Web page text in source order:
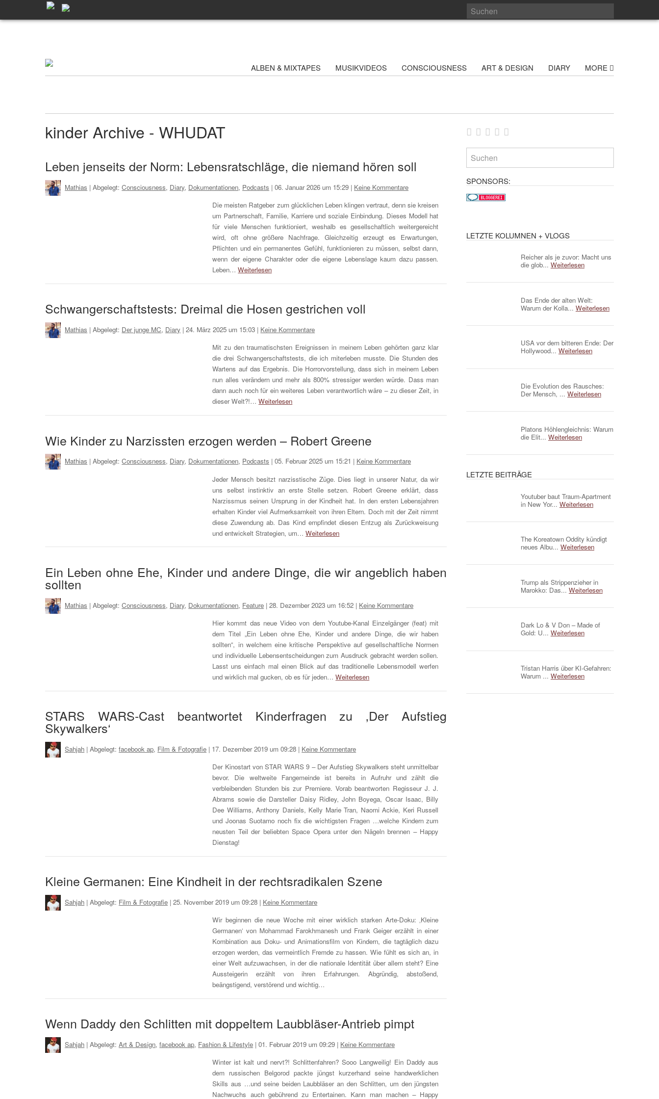
ALBEN & MIXTAPES MUSIKVIDEOS CONSCIOUSNESS ART & DESIGN DIARY MORE
kinder Archive - WHUDAT
Leben jenseits der Norm: Lebensratschläge, die niemand hören soll
Mathias | Abgelegt:Consciousness, Diary, Dokumentationen, Podcasts |06. Januar 2026 um 15:29 | Keine Kommentare
Die meisten Ratgeber zum glücklichen Leben klingen vertraut, denn sie kreisen
um Partnerschaft, Familie, Karriere und soziale Einbindung. Dieses Modell hat
für viele Menschen funktioniert, weshalb es gesellschaftlich weitergereicht
wird, oft ohne größere Nachfrage. Gleichzeitig erzeugt es Erwartungen,
Pflichten und ein permanentes Gefühl, funktionieren zu müssen, selbst dann,
wenn der eigene Charakter oder die eigene Lebenslage kaum dazu passen.
Leben…Weiterlesen
Schwangerschaftstests: Dreimal die Hosen gestrichen voll
Mathias | Abgelegt: Der junge MC, Diary |24. März 2025 um 15:03 | Keine Kommentare
Mit zu den traumatischsten Ereignissen in meinem Leben gehörten ganz klar
die drei Schwangerschaftstests, die ich miterleben musste. Die Stunden des
Wartens auf das Ergebnis. Die Horrorvorstellung, dass sich in meinem Leben
nun alles verändern und mehr als 800% stressiger werden würde. Dass man
dann auch noch für ein weiteres Leben verantwortlich wäre – zu dieser Zeit, in
dieser Welt?!…Weiterlesen
Wie Kinder zu Narzissten erzogen werden – Robert Greene
Mathias | Abgelegt:Consciousness, Diary, Dokumentationen, Podcasts |05. Februar 2025 um 15:21 | Keine Kommentare
Jeder Mensch besitzt narzisstische Züge. Dies liegt in unserer Natur, da wir
uns selbst instinktiv an erste Stelle setzen. Robert Greene erklärt, dass
Narzissmus seinen Ursprung in der Kindheit hat. In den ersten Lebensjahren
erhalten Kinder viel Aufmerksamkeit von ihren Eltern. Doch mit der Zeit nimmt
diese Zuwendung ab. Das Kind empfindet diesen Entzug als Zurückweisung
und entwickelt Strategien, um…Weiterlesen
Ein Leben ohne Ehe, Kinder und andere Dinge, die wir angeblich haben
sollten
Mathias | Abgelegt:Consciousness, Diary, Dokumentationen, Feature |28. Dezember 2023 um 16:52 | Keine Kommentare
Hier kommt das neue Video von dem Youtube-Kanal Einzelgänger (feat) mit
dem Titel „Ein Leben ohne Ehe, Kinder und andere Dinge, die wir haben
sollten“, in welchem eine kritische Perspektive auf gesellschaftliche Normen
und individuelle Lebensentscheidungen zum Ausdruck gebracht werden sollen.
Lasst uns einfach mal einen Blick auf das traditionelle Lebensmodell werfen
und wirklich mal gucken, ob es für jeden…Weiterlesen
STARS WARS-Cast beantwortet Kinderfragen zu ‚Der Aufstieg
Skywalkers‘
Sahjah | Abgelegt:facebook ap, Film & Fotografie | 17. Dezember 2019 um 09:28 | Keine Kommentare
Der Kinostart von STAR WARS 9 – Der Aufstieg Skywalkers steht unmittelbar
bevor. Die weltweite Fangemeinde ist bereits in Aufruhr und zählt die
verbleibenden Stunden bis zur Premiere. Vorab beantworten Regisseur J. J.
Abrams sowie die Darsteller Daisy Ridley, John Boyega, Oscar Isaac, Billy
Dee Williams, Anthony Daniels, Kelly Marie Tran, Naomi Ackie, Keri Russell
und Joonas Suotamo noch fix die wichtigsten Fragen …welche Kindern zum
neusten Teil der beliebten Space Opera unter den Nägeln brennen – Happy
Dienstag!
Kleine Germanen: Eine Kindheit in der rechtsradikalen Szene
Sahjah | Abgelegt: Film & Fotografie |25. November 2019 um 09:28 | Keine Kommentare
Wir beginnen die neue Woche mit einer wirklich starken Arte-Doku: ‚Kleine
Germanen‘ von Mohammad Farokhmanesh und Frank Geiger erzählt in einer
Kombination aus Doku- und Animationsfilm von Kindern, die tagtäglich dazu
erzogen werden, das vermeintlich Fremde zu hassen. Wie fühlt es sich an, in
einer Welt aufzuwachsen, in der die nationale Identität über allem steht? Eine
Aussteigerin erzählt von ihren Erfahrungen. Abgründig, abstoßend,
beängstigend, verstörend und wichtig…
Wenn Daddy den Schlitten mit doppeltem Laubbläser-Antrieb pimpt
Sahjah | Abgelegt:Art & Design,facebook ap, Fashion & Lifestyle |01. Februar 2019 um 09:29 | Keine Kommentare
Winter ist kalt und nervt?! Schlittenfahren? Sooo Langweilig! Ein Daddy aus
dem russischen Belgorod packte jüngst kurzerhand seine handwerklichen
Skills aus …und seine beiden Laubbläser an den Schlitten, um den jüngsten
Nachwuchs auch gebührend zu Entertainen. Kann man machen – Happy
SPONSORS:
LETZTE KOLUMNEN + VLOGS
Reicher als je zuvor: Macht uns
die glob... Weiterlesen
Das Ende der alten Welt:
Warum der Kolla... Weiterlesen
USA vor dem bitteren Ende: Der
Hollywood... Weiterlesen
Die Evolution des Rausches:
Der Mensch, ... Weiterlesen
Platons Höhlengleichnis: Warum
die Elit... Weiterlesen
LETZTE BEITRÄGE
Youtuber baut Traum-Apartment
in New Yor... Weiterlesen
The Koreatown Oddity kündigt
neues Albu... Weiterlesen
Trump als Strippenzieher in
Marokko: Das... Weiterlesen
Dark Lo & V Don – Made of
Gold: U... Weiterlesen
Tristan Harris über KI-Gefahren:
Warum ... Weiterlesen